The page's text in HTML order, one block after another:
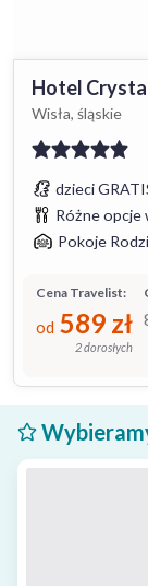
Hotel
Wisła, śląskie
dzieci
Różne opcje
Pokoje
Cena Travelist:
od 589 zł
2 dorosłych